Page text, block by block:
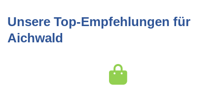
Unsere Top-Empfehlungen für
Aichwald